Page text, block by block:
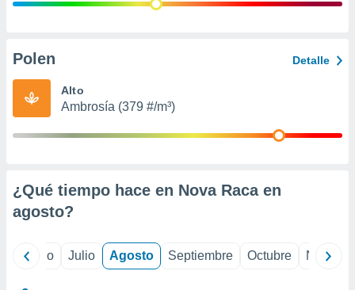
publicidad
de
Polen Detalle
Alto
Ambrosía (379 #/m³)
¿Qué tiempo hace en Nova Raca en
agosto?
Junio Julio Agosto Septiembre Octubre